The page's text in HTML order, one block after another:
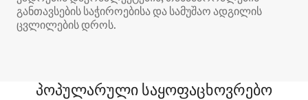
განთავსების საჭიროებისა და სამუშაო ადგილის
ცვლილების დროს.
პოპულარული საყოფაცხოვრებო